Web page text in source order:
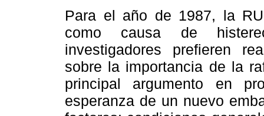
Para el año de 1987, la
como causa de
investigadores prefieren
sobre la importancia de la
principal argumento en
esperanza de un nuevo